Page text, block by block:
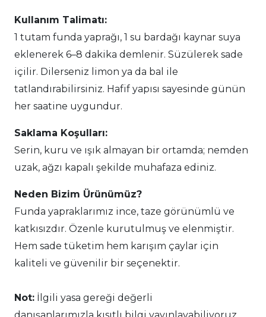
Kullanım Talimatı:
1 tutam funda yaprağı, 1 su bardağı kaynar suya
eklenerek 6–8 dakika demlenir. Süzülerek sade
içilir. Dilerseniz limon ya da bal ile
tatlandırabilirsiniz. Hafif yapısı sayesinde günün
her saatine uygundur.
Saklama Koşulları:
Serin, kuru ve ışık almayan bir ortamda; nemden
uzak, ağzı kapalı şekilde muhafaza ediniz.
Neden Bizim Ürünümüz?
Funda yapraklarımız ince, taze görünümlü ve
katkısızdır. Özenle kurutulmuş ve elenmiştir.
Hem sade tüketim hem karışım çaylar için
kaliteli ve güvenilir bir seçenektir.
Not: İlgili yasa gereği değerli